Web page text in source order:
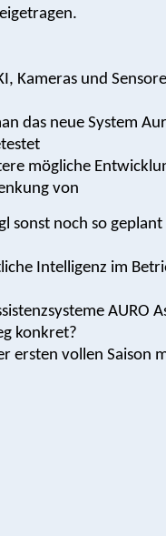
Kameras und
das neue System
mögliche
von
sonst noch so
Intelligenz im
AURO
konkret?
ersten vollen Saison